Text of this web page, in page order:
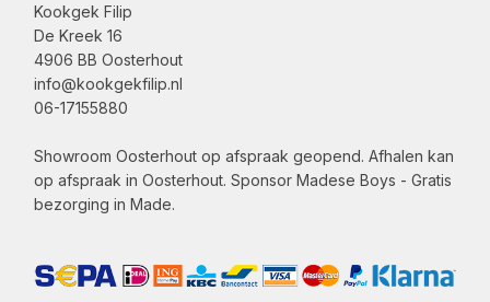
Kookgek Filip
De Kreek 16
4906 BB Oosterhout
info@kookgekfilip.nl
06-17155880
Showroom Oosterhout op afspraak geopend. Afhalen kan
op afspraak in Oosterhout. Sponsor Madese Boys - Gratis
bezorging in Made.